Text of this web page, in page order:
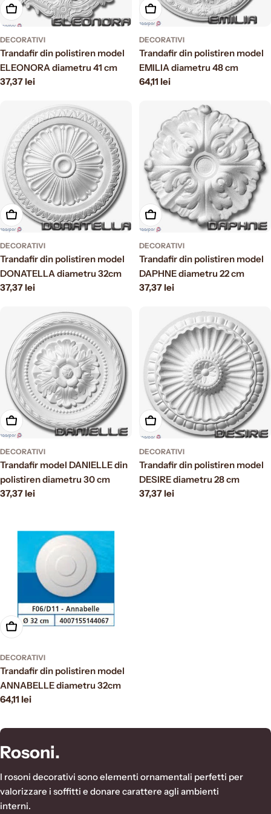
Aggiungi al carrello
DECORATIVI
Trandafir din polistiren model
ELEONORA diametru 41 cm
Prezzo
37,37 lei
Aggiungi al carrello
DECORATIVI
Trandafir din polistiren model
EMILIA diametru 48 cm
Prezzo
64,11 lei
Aggiungi al carrello
DECORATIVI
Trandafir din polistiren model
DONATELLA diametru 32cm
Prezzo
37,37 lei
Aggiungi al carrello
DECORATIVI
Trandafir din polistiren model
DAPHNE diametru 22 cm
Prezzo
37,37 lei
Aggiungi al carrello
DECORATIVI
Trandafir model DANIELLE din
polistiren diametru 30 cm
Prezzo
37,37 lei
Aggiungi al carrello
DECORATIVI
Trandafir din polistiren model
DESIRE diametru 28 cm
Prezzo
37,37 lei
Aggiungi al carrello
DECORATIVI
Trandafir din polistiren model
ANNABELLE diametru 32cm
Prezzo
64,11 lei
C
o
l
Rosoni.
I rosoni decorativi sono elementi ornamentali perfetti per
valorizzare i soffitti e donare carattere agli ambienti
interni.